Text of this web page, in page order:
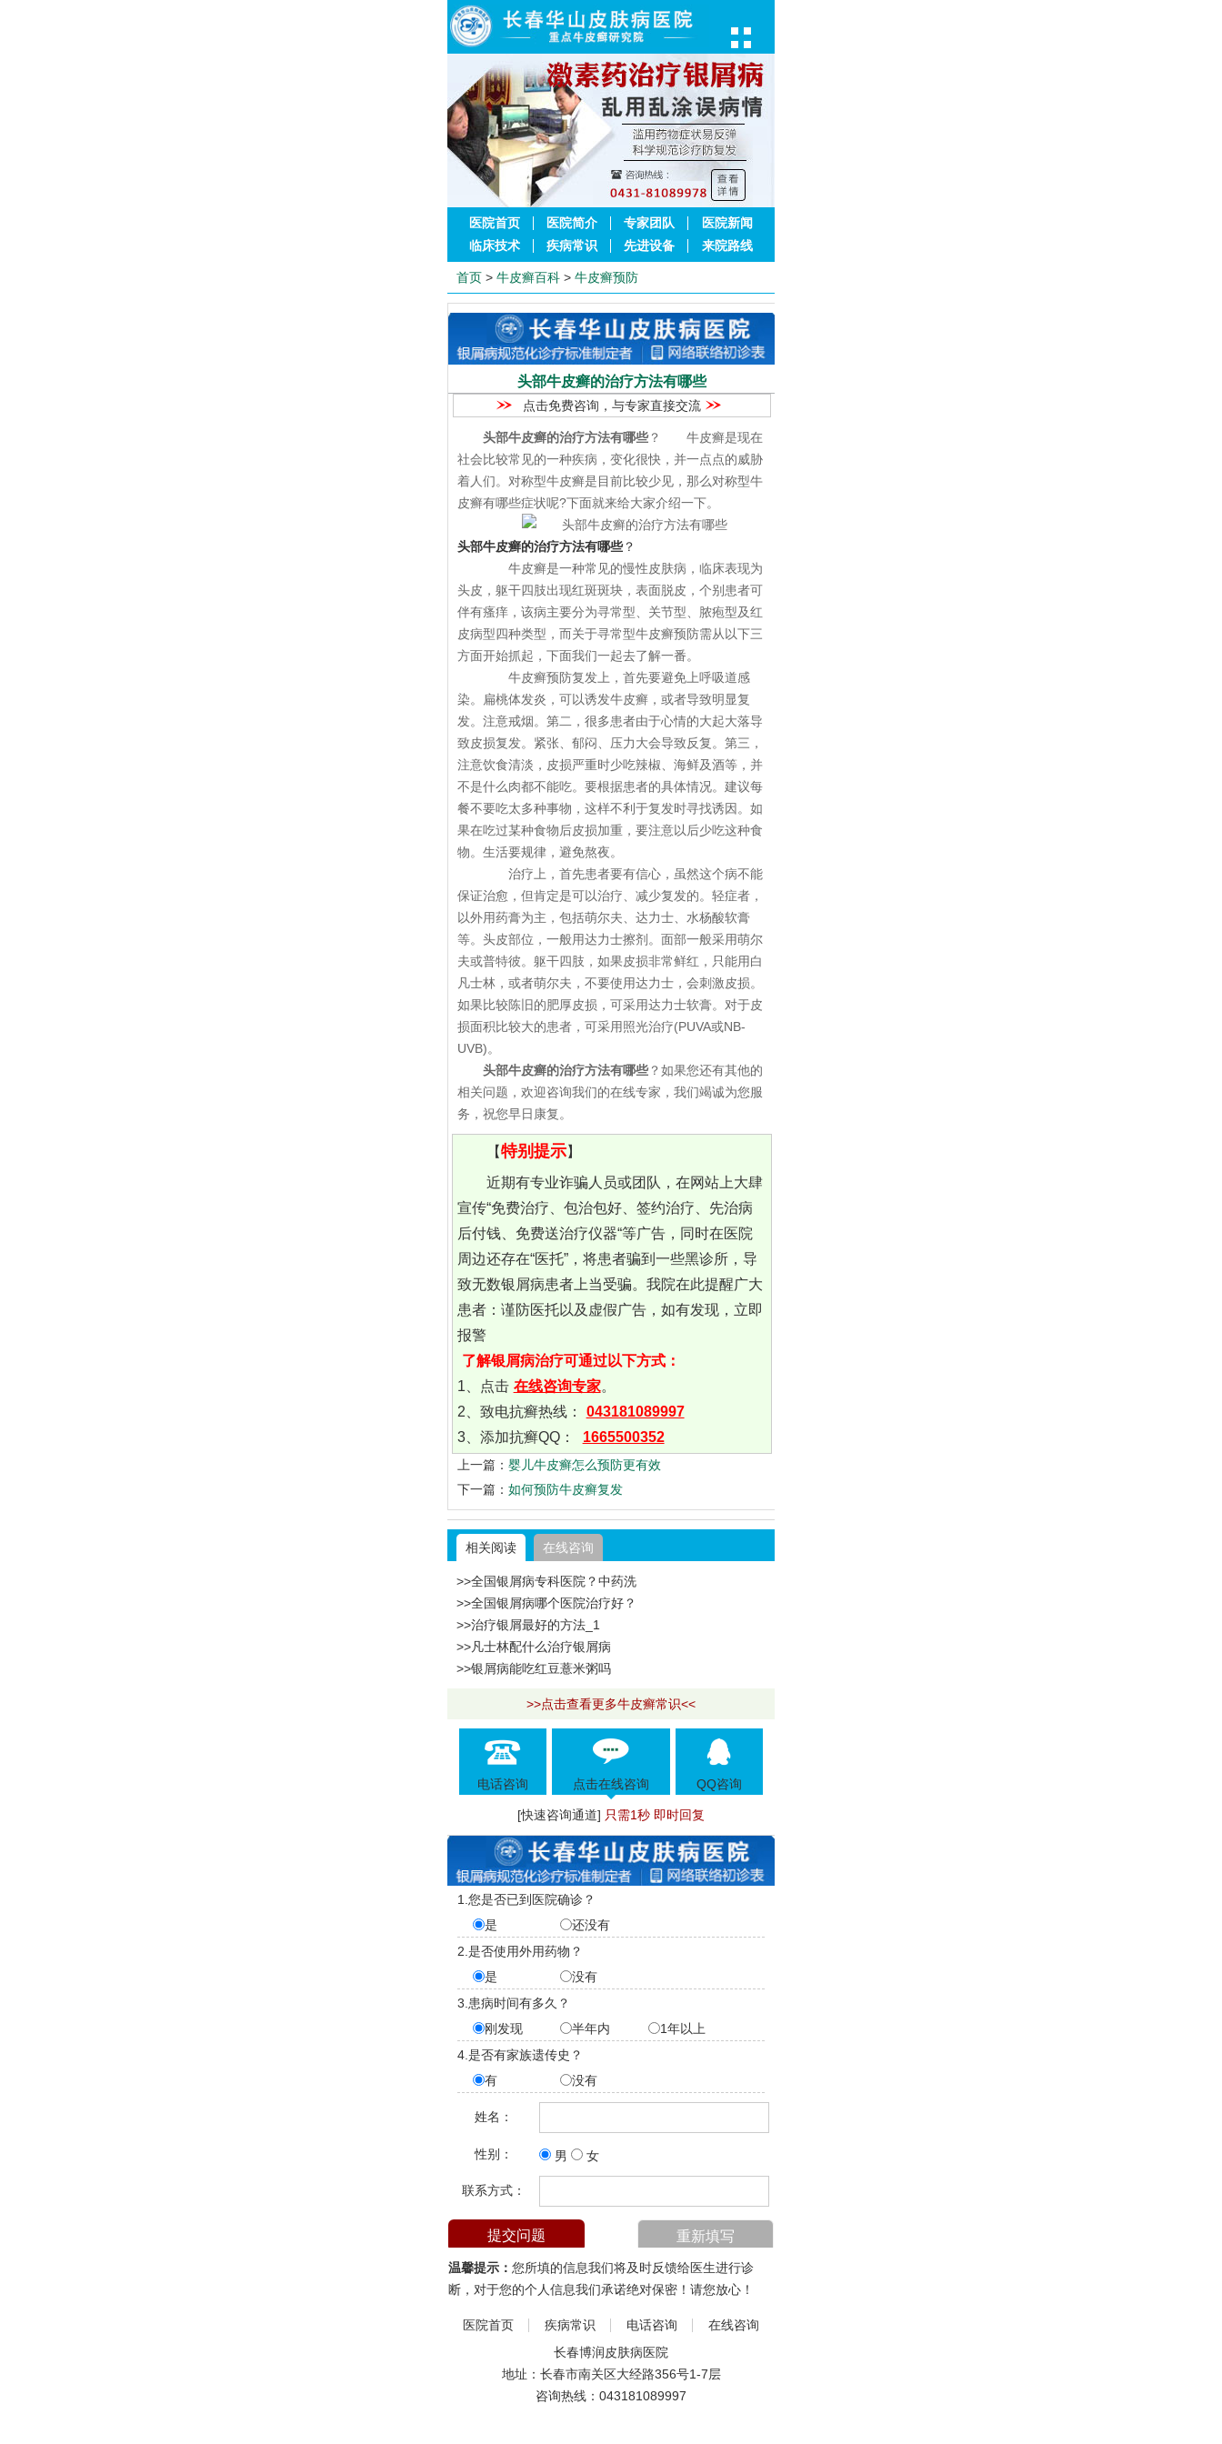
医院首页 医院简介 专家团队
医院新闻
临床技术
疾病常识 先进设备 来院路线
首页 > 牛皮癣百科 > 牛皮癣预防
头部牛皮癣的治疗方法有哪些
点击免费咨询，与专家直接交流
头部牛皮癣的治疗方法有哪些 ？ 牛皮癣是现在
社会比较常见的一种疾病，变化很快，并一点点的威胁
着人们。对称型牛皮癣是目前比较少见，那么对称型牛
皮癣有哪些症状呢?下面就来给大家介绍一下。
头部牛皮癣的治疗方法有哪些？
牛皮癣是一种常见的慢性皮肤病，临床表现为
头皮，躯干四肢出现红斑斑块，表面脱皮，个别患者可
伴有瘙痒，该病主要分为寻常型、关节型、脓疱型及红
皮病型四种类型，而关于寻常型牛皮癣预防需从以下三
方面开始抓起，下面我们一起去了解一番。
牛皮癣预防复发上，首先要避免上呼吸道感
染。扁桃体发炎，可以诱发牛皮癣，或者导致明显复
发。注意戒烟。第二，很多患者由于心情的大起大落导
致皮损复发。紧张、郁闷、压力大会导致反复。第三，
注意饮食清淡，皮损严重时少吃辣椒、海鲜及酒等，并
不是什么肉都不能吃。要根据患者的具体情况。建议每
餐不要吃太多种事物，这样不利于复发时寻找诱因。如
果在吃过某种食物后皮损加重，要注意以后少吃这种食
物。生活要规律，避免熬夜。
治疗上，首先患者要有信心，虽然这个病不能
保证治愈，但肯定是可以治疗、减少复发的。轻症者，
以外用药膏为主，包括萌尔夫、达力士、水杨酸软膏
等。头皮部位，一般用达力士擦剂。面部一般采用萌尔
夫或普特彼。躯干四肢，如果皮损非常鲜红，只能用白
凡士林，或者萌尔夫，不要使用达力士，会刺激皮损。
如果比较陈旧的肥厚皮损，可采用达力士软膏。对于皮
损面积比较大的患者，可采用照光治疗(PUVA或NB-
UVB)。
头部牛皮癣的治疗方法有哪些 ？如果您还有其他的
相关问题，欢迎咨询我们的在线专家，我们竭诚为您服
务，祝您早日康复。
【特别提示】
近期有专业诈骗人员或团队，在网站上大肆
宣传“免费治疗、包治包好、签约治疗、先治病
后付钱、免费送治疗仪器“等广告，同时在医院
周边还存在“医托”，将患者骗到一些黑诊所，导
致无数银屑病患者上当受骗。我院在此提醒广大
患者：谨防医托以及虚假广告，如有发现，立即
报警
了解银屑病治疗可通过以下方式：
1、点击 在线咨询专家。
2、致电抗癣热线：
043181089997
3、添加抗癣QQ：
1665500352
上一篇： 婴儿牛皮癣怎么预防更有效
下一篇： 如何预防牛皮癣复发
相关阅读 在线咨询
>>全国银屑病专科医院？中药洗
>>全国银屑病哪个医院治疗好？
>>治疗银屑最好的方法_1
>>凡士林配什么治疗银屑病
>>银屑病能吃红豆薏米粥吗
>>点击查看更多牛皮癣常识<<
电话咨询 点击在线咨询 QQ咨询
[快速咨询通道] 只需1秒 即时回复
1.您是否已到医院确诊？
是
还没有
2.是否使用外用药物？
是
没有
3.患病时间有多久？
刚发现
半年内
1年以上
4.是否有家族遗传史？
有
没有
姓名：
性别： 男 女
联系方式：
温馨提示： 您所填的信息我们将及时反馈给医生进行诊
断，对于您的个人信息我们承诺绝对保密！请您放心！
医院首页 疾病常识 电话咨询
在线咨询
长春博润皮肤病医院
地址：长春市南关区大经路356号1-7层
咨询热线： 043181089997